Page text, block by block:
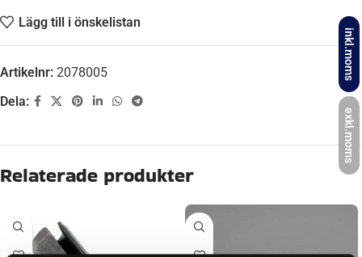
inkl.moms
exkl.moms
Lägg till i önskelistan
Artikelnr: 2078005
Dela:
Relaterade produkter